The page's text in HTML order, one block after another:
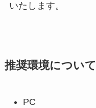
いたします。
推奨環境について
PC